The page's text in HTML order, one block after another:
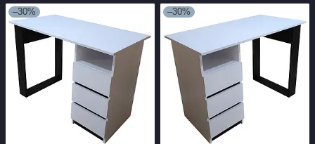
–30% –30%